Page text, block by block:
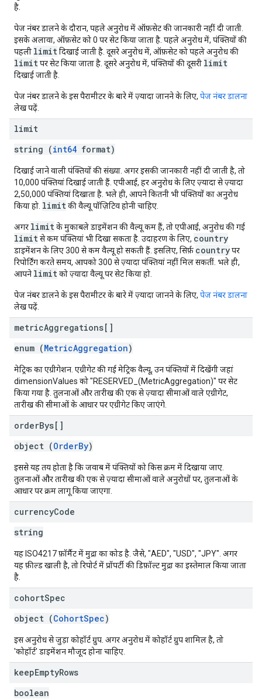
है.
पेज नंबर डालने के दौरान, पहले अनुरोध में ऑफ़सेट की जानकारी नहीं दी जाती.
इसके अलावा, ऑफ़सेट को 0 पर सेट किया जाता है. पहले अनुरोध में, पंक्तियों की
पहली limitदिखाई जाती है. दूसरे अनुरोध में, ऑफ़सेट को पहले अनुरोध की
limitपर सेट किया जाता है. दूसरे अनुरोध में, पंक्तियों की दूसरी limit
दिखाई जाती है.
पेज नंबर डालने के इस पैरामीटर के बारे में ज़्यादा जानने के लिए, पेज नंबर डालना
लेख पढ़ें.
limit
string (int64 format)
दिखाई जाने वाली पंक्तियों की संख्या. अगर इसकी जानकारी नहीं दी जाती है, तो
10,000 पंक्तियां दिखाई जाती हैं. एपीआई, हर अनुरोध के लिए ज़्यादा से ज़्यादा
2,50,000 पंक्तियां दिखाता है. भले ही, आपने कितनी भी पंक्तियों का अनुरोध
किया हो. limitकी वैल्यू पॉज़िटिव होनी चाहिए.
अगर limitके मुकाबले डाइमेंशन की वैल्यू कम हैं, तो एपीआई, अनुरोध की गई
limitसे कम पंक्तियां भी दिखा सकता है. उदाहरण के लिए, country
डाइमेंशन के लिए 300 से कम वैल्यू हो सकती हैं. इसलिए, सिर्फ़ countryपर
रिपोर्टिंग करते समय, आपको 300 से ज़्यादा पंक्तियां नहीं मिल सकतीं. भले ही,
आपने limitको ज़्यादा वैल्यू पर सेट किया हो.
पेज नंबर डालने के इस पैरामीटर के बारे में ज़्यादा जानने के लिए, पेज नंबर डालना
लेख पढ़ें.
metricAggregations[]
enum (MetricAggregation)
मेट्रिक का एग्रीगेशन. एग्रीगेट की गई मेट्रिक वैल्यू, उन पंक्तियों में दिखेंगी जहां
dimensionValues को "RESERVED_(MetricAggregation)" पर सेट
किया गया है. तुलनाओं और तारीख की एक से ज़्यादा सीमाओं वाले एग्रीगेट,
तारीख की सीमाओं के आधार पर एग्रीगेट किए जाएंगे.
orderBys[]
object (OrderBy)
इससे यह तय होता है कि जवाब में पंक्तियों को किस क्रम में दिखाया जाए.
तुलनाओं और तारीख की एक से ज़्यादा सीमाओं वाले अनुरोधों पर, तुलनाओं के
आधार पर क्रम लागू किया जाएगा.
currencyCode
string
यह ISO4217 फ़ॉर्मैट में मुद्रा का कोड है. जैसे, "AED", "USD", "JPY". अगर
यह फ़ील्ड खाली है, तो रिपोर्ट में प्रॉपर्टी की डिफ़ॉल्ट मुद्रा का इस्तेमाल किया जाता
है.
cohortSpec
object (CohortSpec)
इस अनुरोध से जुड़ा कोहॉर्ट ग्रुप. अगर अनुरोध में कोहॉर्ट ग्रुप शामिल है, तो
'कोहॉर्ट' डाइमेंशन मौजूद होना चाहिए.
keepEmptyRows
boolean